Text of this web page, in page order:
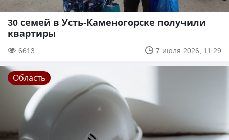
30 семей в Усть-Каменогорске получили
квартиры
6613 7 июля 2026, 11:29
Область